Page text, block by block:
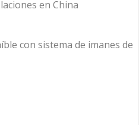
en China
con sistema de imanes de